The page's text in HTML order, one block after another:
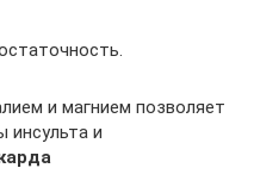
и магнием позволяет
инсульта и